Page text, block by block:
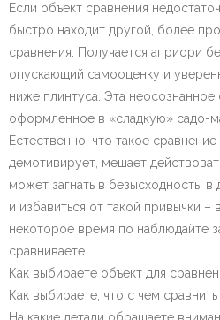
Если объект сравнения
быстро находит другой, более
сравнения. Получается априори
опускающий самооценку и
ниже плинтуса. Эта неосознанное
оформленное в «сладкую» садо-
Естественно, что такое
демотивирует, мешает
может загнать в безысходность,
и избавиться от такой привычки –
некоторое время по наблюдайте
сравниваете.
Как выбираете объект для
Как выбираете, что с чем